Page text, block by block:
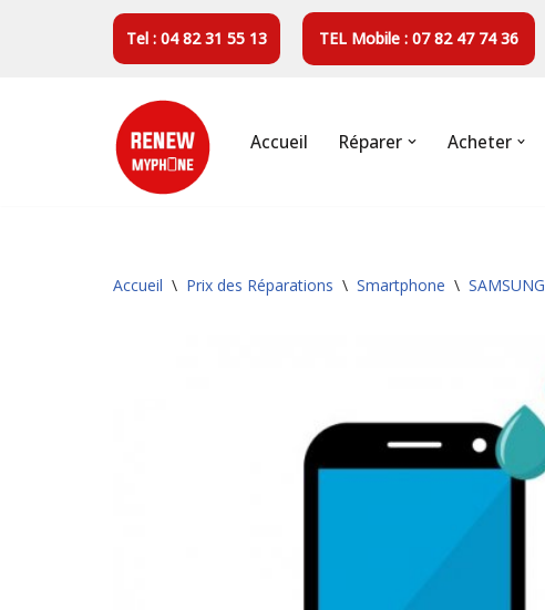
Tel : 04 82 31 55 13 TEL Mobile : 07 82 47 74 36
Accueil Réparer Acheter
Accueil \ Prix des Réparations \ Smartphone \ SAMSUNG